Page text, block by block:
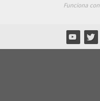
Funciona con